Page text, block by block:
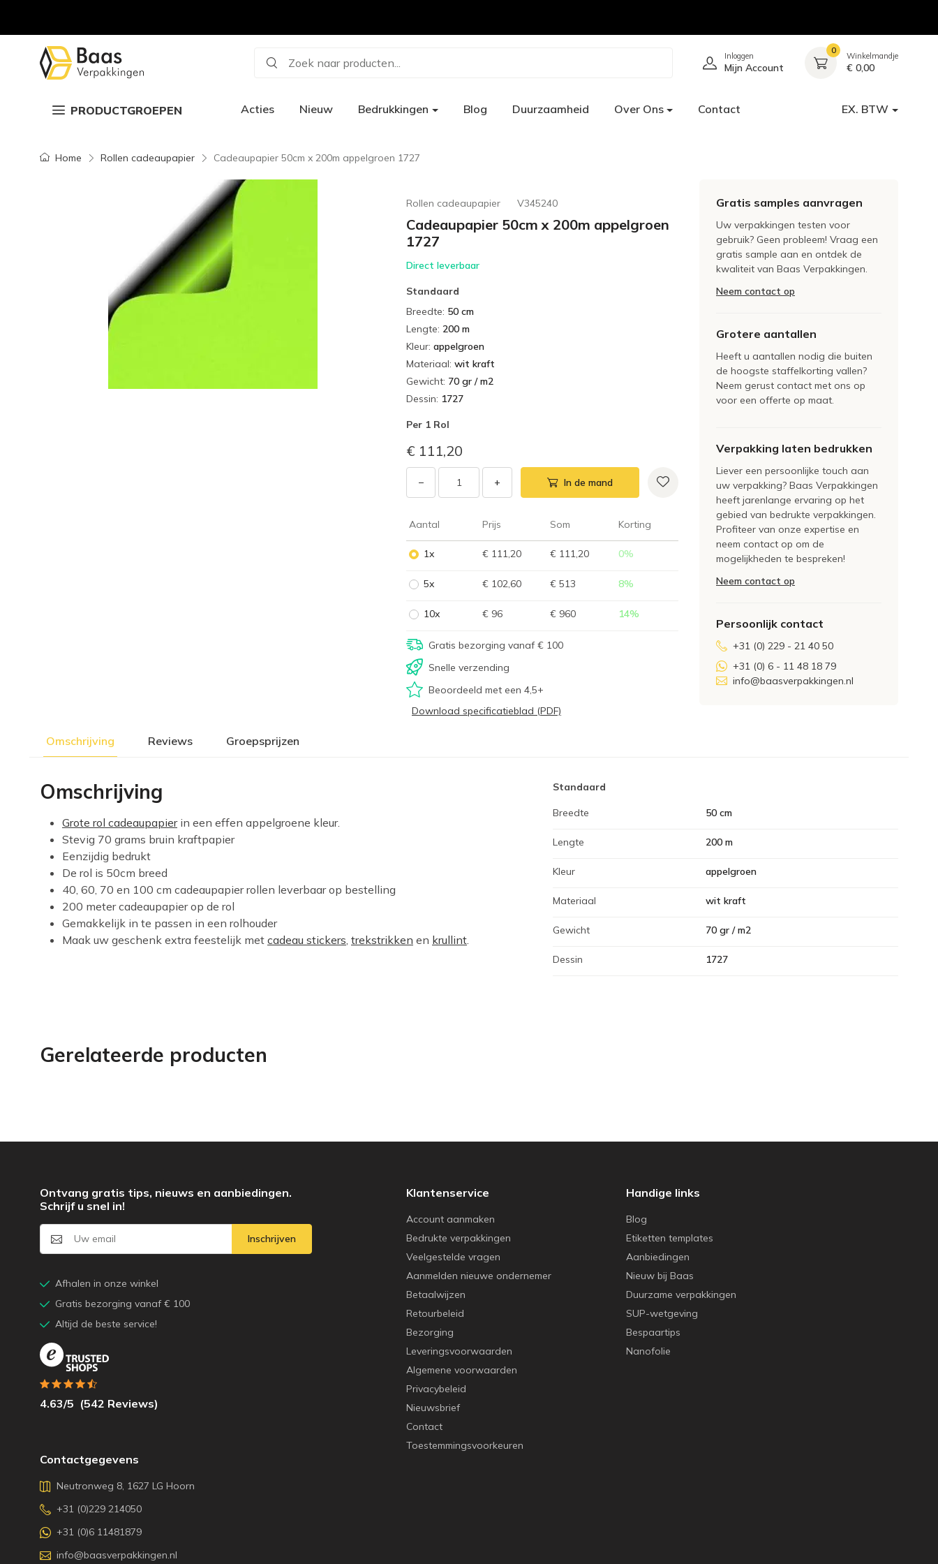
Zoek naar producten... Inloggen
Mijn Account
0
Winkelmandje
€ 0,00
PRODUCTGROEPEN Acties Nieuw Bedrukkingen Blog Duurzaamheid Over Ons Contact EX. BTW
Home Rollen cadeaupapier Cadeaupapier 50cm x 200m appelgroen 1727
Rollen cadeaupapier V345240
Cadeaupapier 50cm x 200m appelgroen
1727
Direct leverbaar
Standaard
Breedte: 50 cm
Lengte: 200 m
Kleur: appelgroen
Materiaal: wit kraft
Gewicht: 70 gr / m2
Dessin: 1727
Per 1 Rol
€ 111,20
− + In de mand
Aantal Prijs Som Korting
1x € 111,20 € 111,20 0%
5x € 102,60 € 513 8%
10x € 96 € 960 14%
Gratis bezorging vanaf € 100
Snelle verzending
Beoordeeld met een 4,5+
Download specificatieblad (PDF)
Gratis samples aanvragen
Uw verpakkingen testen voor
gebruik? Geen probleem! Vraag een
gratis sample aan en ontdek de
kwaliteit van Baas Verpakkingen.
Neem contact op
Grotere aantallen
Heeft u aantallen nodig die buiten
de hoogste staffelkorting vallen?
Neem gerust contact met ons op
voor een offerte op maat.
Verpakking laten bedrukken
Liever een persoonlijke touch aan
uw verpakking? Baas Verpakkingen
heeft jarenlange ervaring op het
gebied van bedrukte verpakkingen.
Profiteer van onze expertise en
neem contact op om de
mogelijkheden te bespreken!
Neem contact op
Persoonlijk contact
+31 (0) 229 - 21 40 50
+31 (0) 6 - 11 48 18 79
info@baasverpakkingen.nl
Omschrijving Reviews Groepsprijzen
Omschrijving
Grote rol cadeaupapierin een effen appelgroene kleur.
Stevig 70 grams bruin kraftpapier
Eenzijdig bedrukt
De rol is 50cm breed
40, 60, 70 en 100 cm cadeaupapier rollen leverbaar op bestelling
200 meter cadeaupapier op de rol
Gemakkelijk in te passen in een rolhouder
Maak uw geschenk extra feestelijk met cadeau stickers, trekstrikken en krullint.
Standaard
Breedte 50 cm
Lengte 200 m
Kleur appelgroen
Materiaal wit kraft
Gewicht 70 gr / m2
Dessin 1727
Gerelateerde producten
Klantenservice
Account aanmaken
Bedrukte verpakkingen
Veelgestelde vragen
Aanmelden nieuwe ondernemer
Betaalwijzen
Retourbeleid
Bezorging
Leveringsvoorwaarden
Algemene voorwaarden
Privacybeleid
Nieuwsbrief
Contact
Toestemmingsvoorkeuren
Handige links
Blog
Etiketten templates
Aanbiedingen
Nieuw bij Baas
Duurzame verpakkingen
SUP-wetgeving
Bespaartips
Nanofolie
Contactgegevens
Neutronweg 8, 1627 LG Hoorn
+31 (0)229 214050
+31 (0)6 11481879
info@baasverpakkingen.nl
Ontvang gratis tips, nieuws en aanbiedingen.
Schrijf u snel in!
Inschrijven
Afhalen in onze winkel
Gratis bezorging vanaf € 100
Altijd de beste service!
4.63/5 (542 Reviews)